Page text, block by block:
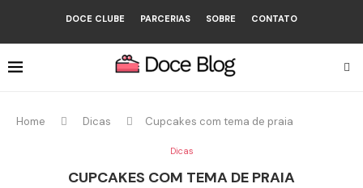
DOCE CLUBE PARCERIAS SOBRE CONTATO
Home Dicas Cupcakes com tema de praia
Dicas
CUPCAKES COM TEMA DE PRAIA